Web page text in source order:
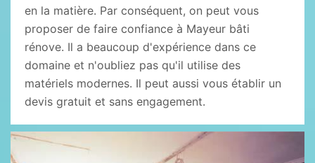
en la matière. Par conséquent, on peut vous
proposer de faire confiance à Mayeur bâti
rénove. Il a beaucoup d'expérience dans ce
domaine et n'oubliez pas qu'il utilise des
matériels modernes. Il peut aussi vous établir un
devis gratuit et sans engagement.